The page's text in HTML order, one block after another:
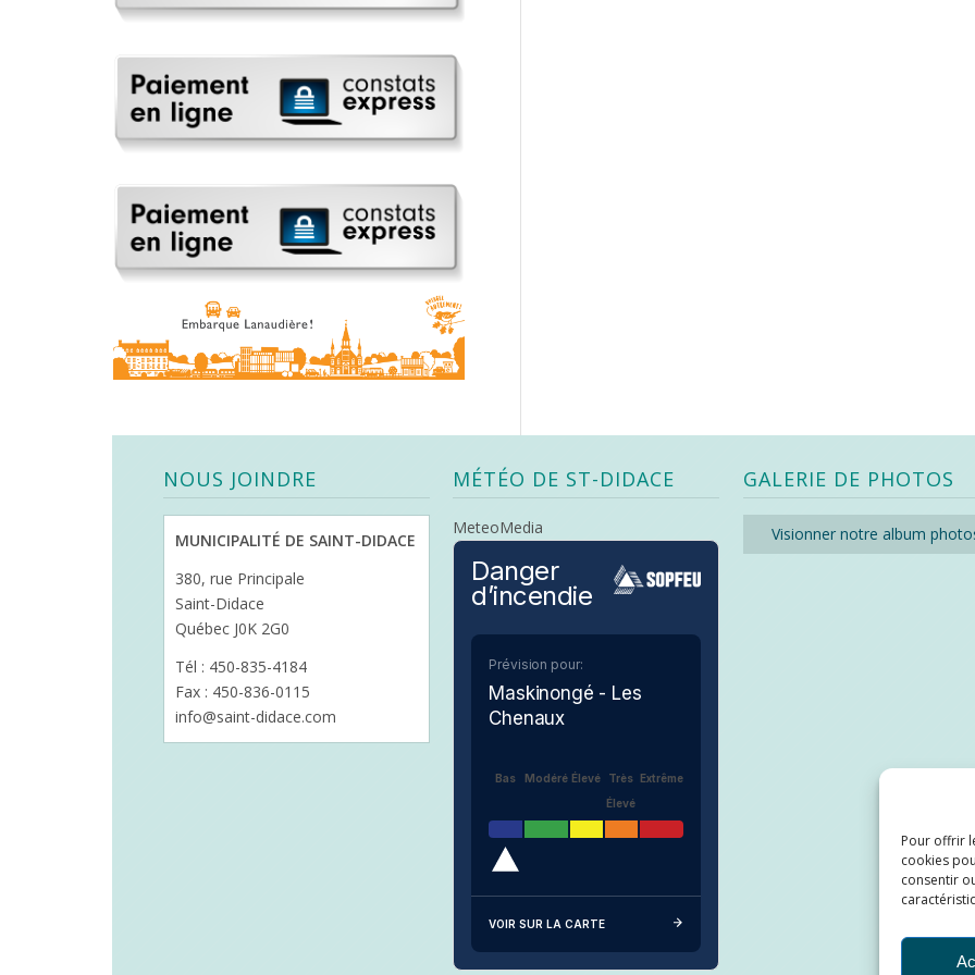
Pour offrir
cookies
consentir
NOUS JOINDRE
MUNICIPALITÉ DE SAINT-DIDACE
380, rue Principale
Saint-Didace
Québec J0K 2G0
Tél : 450-835-4184
Fax : 450-836-0115
info@saint-didace.com
MÉTÉO DE ST-DIDACE
MeteoMedia
Danger
d’incendie
Prévision pour:
Maskinongé - Les
Chenaux
Bas Modéré Élevé
Très
Élevé
Extrême
VOIR SUR LA CARTE
GALERIE DE PHOTOS
Visionner notre album